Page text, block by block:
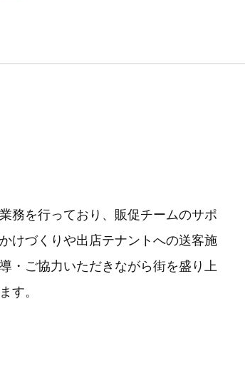
務を行っており、販促チームのサポ
けづくりや出店テナントへの送客施
・ご協力いただきながら街を盛り上
す。